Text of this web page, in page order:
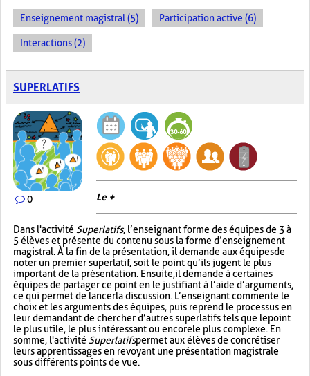
Enseignement magistral (5) Participation active (6)
Interactions (2)
SUPERLATIFS
0 Le +
Dans l'activité Superlatifs, l’enseignant forme des équipes de 3 à
5 élèves et présente du contenu sous la forme d’enseignement
magistral. À la fin de la présentation, il demande aux équipes de
noter un premier superlatif, soit le point qu’ils jugent le plus
important de la présentation. Ensuite, il demande à certaines
équipes de partager ce point en le justifiant à l’aide d’arguments,
ce qui permet de lancer la discussion. L’enseignant commente le
choix et les arguments des équipes, puis reprend le processus en
leur demandant de chercher d’autres superlatifs tels que le point
le plus utile, le plus intéressant ou encore le plus complexe. En
somme, l'activité Superlatifspermet aux élèves de concrétiser
leurs apprentissages en revoyant une présentation magistrale
sous différents points de vue.